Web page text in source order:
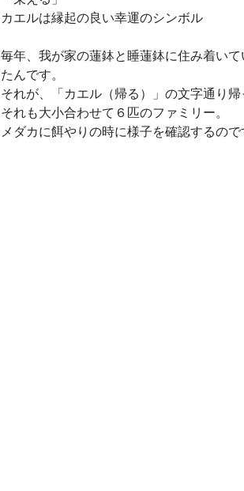
カエルは縁起の良い幸運のシンボル
毎年、我が家の蓮鉢と睡蓮鉢に住み着い
たんです。
それが、「カエル（帰る）」の文字通り帰
それも大小合わせて６匹のファミリー。
メダカに餌やりの時に様子を確認するの